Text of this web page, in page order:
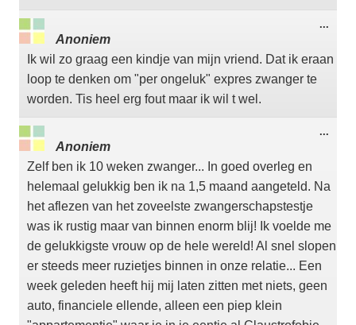
Anoniem
Ik wil zo graag een kindje van mijn vriend. Dat ik eraan
loop te denken om "per ongeluk" expres zwanger te
worden. Tis heel erg fout maar ik wil t wel.
...
Anoniem
Zelf ben ik 10 weken zwanger... In goed overleg en
helemaal gelukkig ben ik na 1,5 maand aangeteld. Na
het aflezen van het zoveelste zwangerschapstestje
was ik rustig maar van binnen enorm blij! Ik voelde me
de gelukkigste vrouw op de hele wereld! Al snel slopen
er steeds meer ruzietjes binnen in onze relatie... Een
week geleden heeft hij mij laten zitten met niets, geen
auto, financiele ellende, alleen een piep klein
...